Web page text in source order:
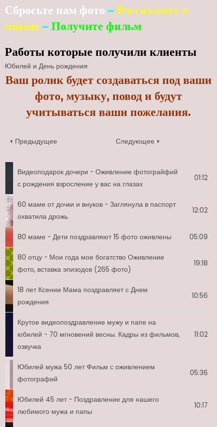
Сбросьте нам фото–Расскажите о
поводе–Получите фильм
Работы которые получили клиенты
Юбилей и День рождения
Ваш ролик будет создаваться под ваши
фото, музыку, повод и будут
учитываться ваши пожелания.
⏴ Предыдущее Следующее ⏵
Видеоподарок дочери - Оживление фотограйфий
с рождения взросление у вас на глазах
01:12
60 маме от дочки и внуков - Заглянула в паспорт
охватила дрожь
12:02
80 маме - Дети поздравляют 15 фото оживлены 05:09
80 отцу - Мои года мое богатство Оживление
фото, вставка эпизодов (265 фото)
19:18
18 лет Ксении Мама поздравляет с Днем
рождения
10:56
Крутое видеопоздравление мужу и папе на
юбилей - 70 мгновений весны. Кадры из фильмов,
озвучка
11:02
Юбилей мужа 50 лет Фильм с оживлением
фотографий
05:36
Юбилей 45 лет - Поздравление для нашего
любимого мужа и папы
10:17